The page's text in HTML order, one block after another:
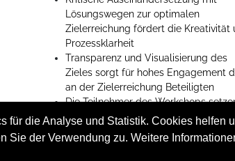
für die Analyse und Statistik. Cookies helfen
Sie der Verwendung zu. Weitere
Lösungswegen zur optimalen
Zielerreichung fördert die Kreativität
Prozessklarheit
Transparenz und Visualisierung des
Zieles sorgt für hohes Engagement
an der Zielerreichung Beteiligten
Die Teilnehmer des Workshops
sich mit der Priorisierung und
vorhandener Ressourcen auseinander